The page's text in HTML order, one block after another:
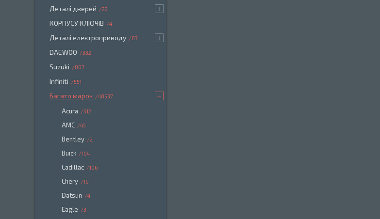
Деталі дверей 22
КОРПУСУ КЛЮЧІВ 4
Деталі електроприводу 87
DAEWOO 332
Suzuki 807
Infiniti 551
Багато марок 48537
Acura 512
AMC 45
Bentley 2
Buick 104
Cadillac 106
Chery 16
Datsun 4
Eagle 3